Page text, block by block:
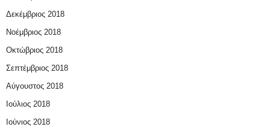
Δεκέμβριος 2018
Νοέμβριος 2018
Οκτώβριος 2018
Σεπτέμβριος 2018
Αύγουστος 2018
Ιούλιος 2018
Ιούνιος 2018